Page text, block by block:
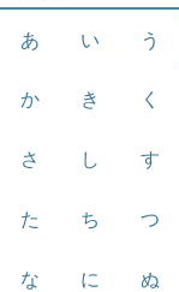
あ い う
か き く
さ し す
た ち つ
な に ぬ